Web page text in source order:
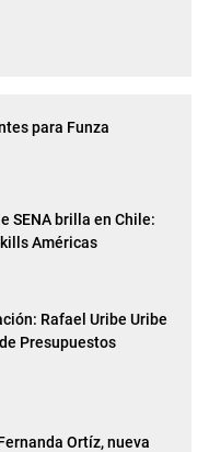
años de historia,
para Funza
SENA brilla en Chile:
Américas
Rafael Uribe Uribe
Presupuestos
Ortíz, nueva